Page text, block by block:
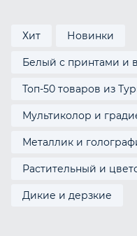
Хит Новинки
Белый с принтами и
Топ-50 товаров из
Мультиколор и
Металлик и
Растительный и
Дикие и дерзкие